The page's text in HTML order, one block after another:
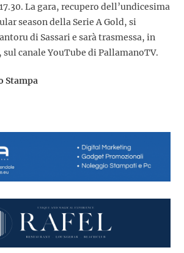
La gara, recupero dell’undicesima
season della Serie A Gold, si
di Sassari e sarà trasmessa, in
canale YouTube di PallamanoTV.
Stampa